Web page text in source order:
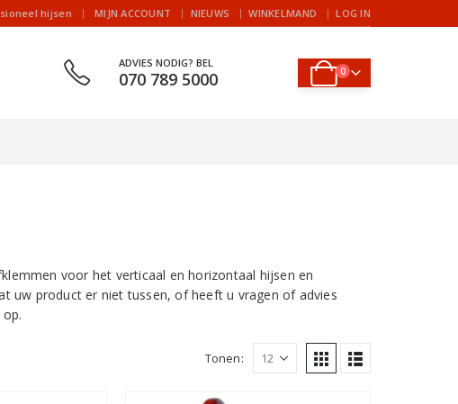
hijsen | MIJN ACCOUNT NIEUWS WINKELMAND LOG IN
ADVIES NODIG? BEL
070 789 5000 0
voor het verticaal en horizontaal hijsen en
uw product er niet tussen, of heeft u vragen of advies
Tonen: